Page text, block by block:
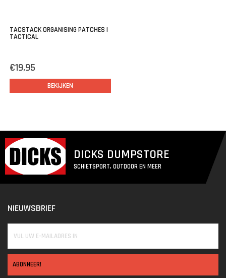
TACSTACK ORGANISING PATCHES |
TACTICAL
€19,95
BEKIJKEN
DICKS DUMPSTORE
SCHIETSPORT, OUTDOOR EN MEER
NIEUWSBRIEF
ABONNEER!